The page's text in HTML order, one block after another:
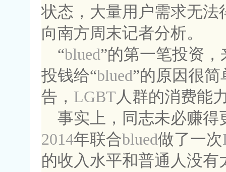
状态，大量用户需求无法
向南方周末记者分析。
“blued”的第一笔投资
投钱给“blued”的原因很
告， LGBT人群的消费能
事实上，同志未必赚得
2014年联合blued做了一次
的收入水平和普通人没有